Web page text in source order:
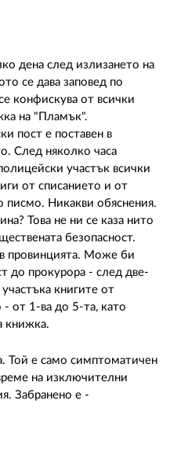
дена след излизането на
се дава заповед по
конфискува от всички
на "Пламък".
пост е поставен в
След няколко часа
участък всички
от списанието и от
Никакви обяснения.
Това не ни се каза нито
безопасност.
провинцията. Може би
до прокурора - след две-
книгите от
- от 1-ва до 5-та, като
книжка.
Той е само симптоматичен
на изключителни
Забранено е -